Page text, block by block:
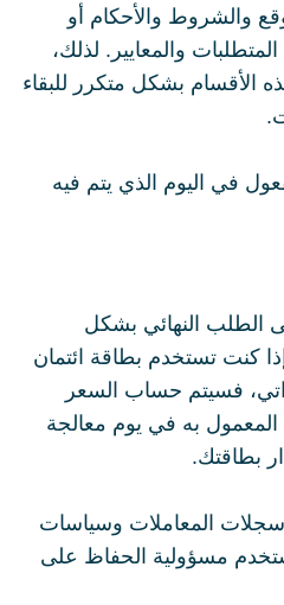
والشروط والأحكام أو
والمعايير. لذلك،
الأقسام بشكل متكرر للبقاء
في اليوم الذي يتم فيه
الطلب النهائي بشكل
كنت تستخدم بطاقة ائتمان
فسيتم حساب السعر
المعمول به في يوم معالجة
بطاقتك.
المعاملات وسياسات
مسؤولية الحفاظ على